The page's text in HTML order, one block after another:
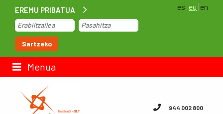
EREMU PRIBATUA
Sartzeko
es eu en
Menua
Hasiera
Lan-poltsa
Kontaktua
944 002 800